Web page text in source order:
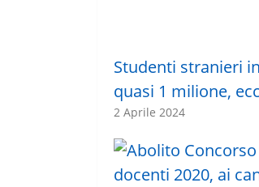
Studenti stranieri
quasi 1 milione,
2 Aprile 2024